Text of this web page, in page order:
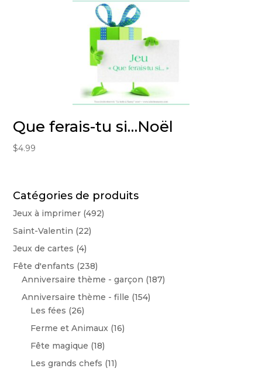
Que ferais-tu si…Noël
$4.99
Catégories de produits
Jeux à imprimer (492)
Saint-Valentin (22)
Jeux de cartes (4)
Fête d'enfants (238)
Anniversaire thème - garçon (187)
Anniversaire thème - fille (154)
Les fées (26)
Ferme et Animaux (16)
Fête magique (18)
Les grands chefs (11)